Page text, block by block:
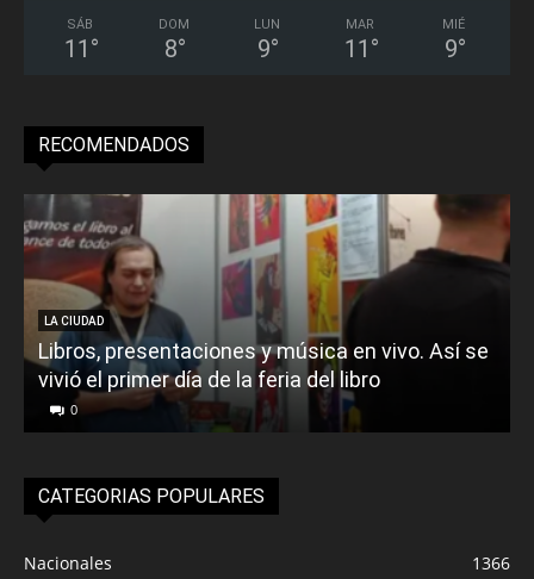
SÁB
11 °
DOM
8°
LUN
9°
MAR
11 °
MIÉ
9°
RECOMENDADOS
LA CIUDAD
Libros, presentaciones y música en vivo. Así se
vivió el primer día de la feria del libro
0
CATEGORIAS POPULARES
Nacionales
1366